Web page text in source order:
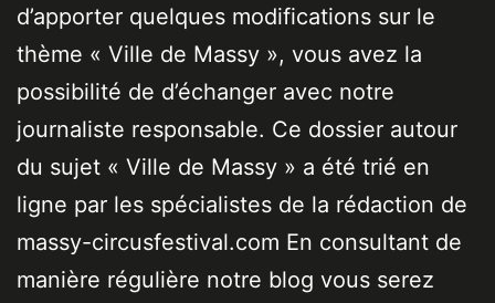
d’apporter quelques modifications sur le
thème « Ville de Massy », vous avez la
possibilité de d’échanger avec notre
journaliste responsable. Ce dossier autour
du sujet « Ville de Massy » a été trié en
ligne par les spécialistes de la rédaction de
massy-circusfestival.com En consultant de
manière régulière notre blog vous serez